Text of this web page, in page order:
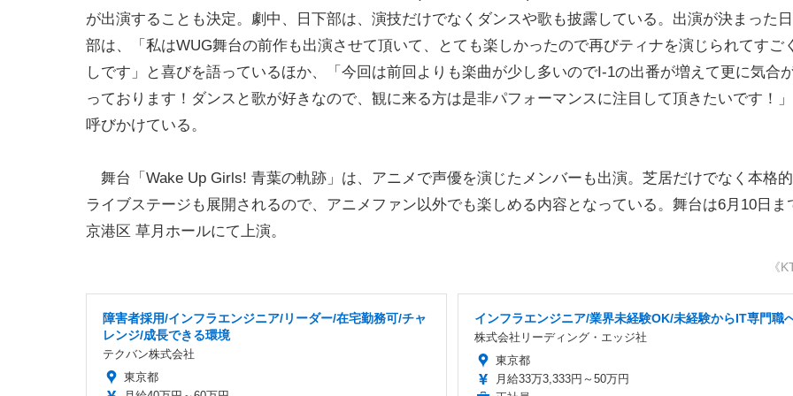
が出演することも決定。劇中、日下部は、演技だけでなくダンスや歌も披露している。出演が決まった
部は、「私はWUG舞台の前作も出演させて頂いて、とても楽しかったので再びティナを演じられてすご
しです」と喜びを語っているほか、「今回は前回よりも楽曲が少し多いのでI-1の出番が増えて更に気合
っております！ダンスと歌が好きなので、観に来る方は是非パフォーマンスに注目して頂きたいです！
呼びかけている。
舞台「Wake Up Girls! 青葉の軌跡」は、アニメで声優を演じたメンバーも出演。芝居だけでなく本格
ライブステージも展開されるので、アニメファン以外でも楽しめる内容となっている。舞台は6月10日ま
京港区 草月ホールにて上演。
《
障害者採用/インフラエンジニア/リーダー/在宅勤務可/チャ
レンジ/成長できる環境
テクバン株式会社
東京都
インフラエンジニア/業界未経験OK/未経験からIT専門職
株式会社リーディング・エッジ社
東京都
月給33万3,333円～50万円